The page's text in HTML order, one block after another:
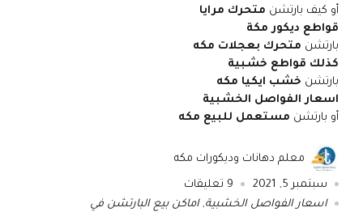
أو كيف بارتشن متحرك مرايا
قواطع ديكور مكة
بارتشن متحرك بعجلات مكه
كذلك قواطع خشبية
بارتشن خشب ايكيا مكه
اسعار الفواصل الخشبية
أو بارتشن مستعمل للبيع مكه
معلم دهانات وديكورات مكه
سبتمبر 5, 2021 9 تعليقات
اسعار الفواصل الخشبية,اماكن بيع البارتشن في